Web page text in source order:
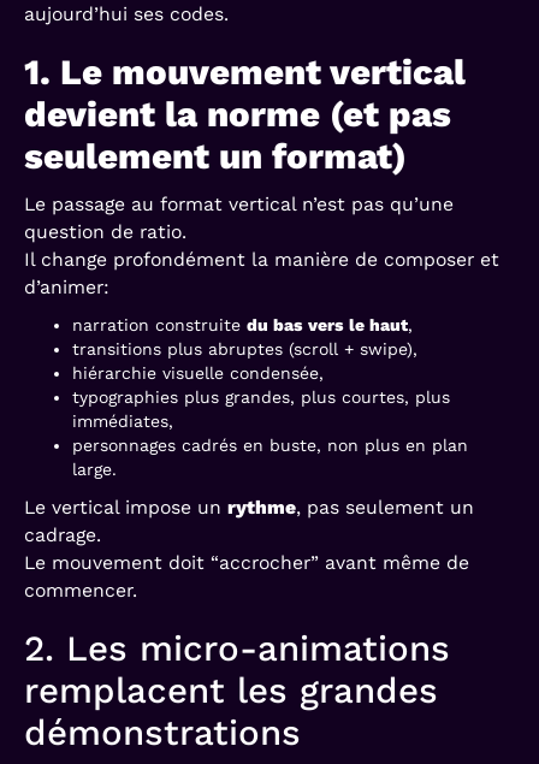
aujourd’hui ses codes.
1. Le mouvement vertical
devient la norme (et pas
seulement un format)
Le passage au format vertical n’est pas qu’une
question de ratio.
Il change profondément la manière de composer et
d’animer:
narration construite du bas vers le haut,
transitions plus abruptes (scroll + swipe),
hiérarchie visuelle condensée,
typographies plus grandes, plus courtes, plus
immédiates,
personnages cadrés en buste, non plus en plan
large.
Le vertical impose un rythme, pas seulement un
cadrage.
Le mouvement doit “accrocher” avant même de
commencer.
2. Les micro-animations
remplacent les grandes
démonstrations